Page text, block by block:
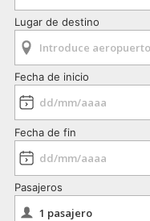
Lugar de destino
Fecha de inicio
Fecha de fin
Pasajeros